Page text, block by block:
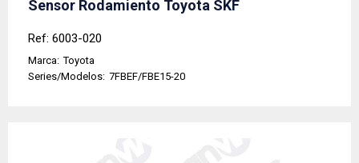
Sensor Rodamiento Toyota SKF
Ref: 6003-020
Marca: Toyota
Series/Modelos: 7FBEF/FBE15-20